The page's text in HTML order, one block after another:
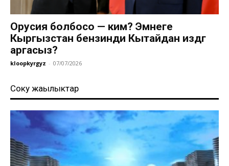
Орусия болбосо — ким? Эмнеге
Кыргызстан бензинди Кытайдан издөөгө
аргасыз?
kloopkyrgyz - 07/07/2026
Соңку жаңылыктар